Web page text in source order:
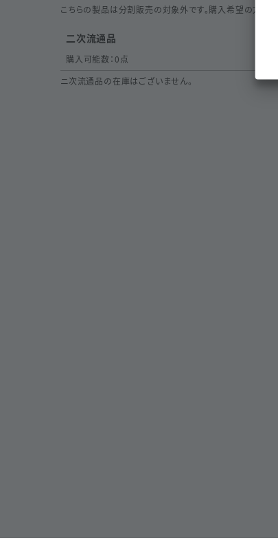
こちらの製品は分割販売の対象外です。購入希望の方は
二次流通品
購入可能数：0点
ニ次流通品の在庫はございません。